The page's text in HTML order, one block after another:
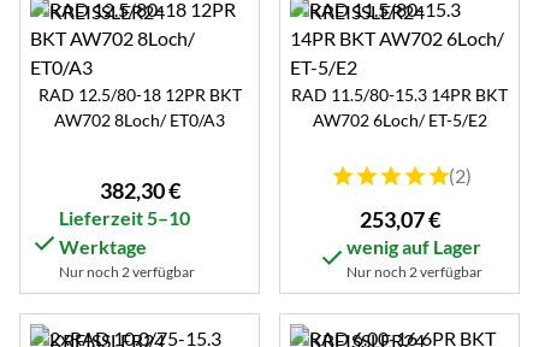
RAD 12.5/80-18 12PR BKT
AW702 8Loch/ ET0/A3
382,30€
Lieferzeit 5–10
Werktage
Nur noch 2 verfügbar
RAD 11.5/80-15.3 14PR BKT
AW702 6Loch/ ET-5/E2
Bewertung: 5 von 5 (2
(2)
253,07€
wenig auf Lager
Nur noch 2 verfügbar